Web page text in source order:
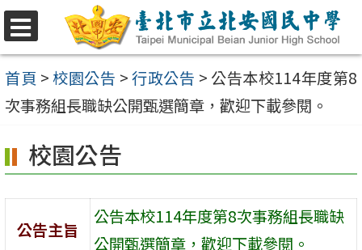
選
單
跳
至
主
要
容
區
首頁 >校園公告 >行政公告 > 公告本校114年度第8
次事務組長職缺公開甄選簡章，歡迎下載參閱。
校園公告
公告主旨
公告本校114年度第8次事務組長職缺
公開甄選簡章，歡迎下載參閱。